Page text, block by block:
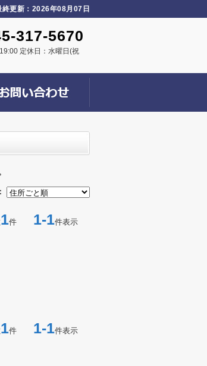
終更新：2026年08月07日
317-5670
定休日：水曜日(祝
1件 1-1件表示
1件 1-1件表示